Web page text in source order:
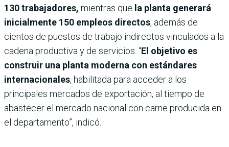
130 trabajadores, mientras que la planta generará
inicialmente 150 empleos directos, además de
cientos de puestos de trabajo indirectos vinculados a la
cadena productiva y de servicios. “El objetivo es
construir una planta moderna con estándares
internacionales, habilitada para acceder a los
principales mercados de exportación, al tiempo de
abastecer el mercado nacional con carne producida en
el departamento”, indicó.